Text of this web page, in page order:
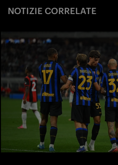
NOTIZIE CORRELATE